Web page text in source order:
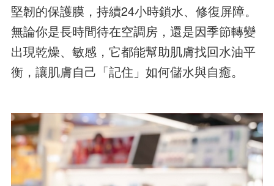
堅韌的保護膜，持續24小時鎖水、修復屏障。
無論你是長時間待在空調房，還是因季節轉變
出現乾燥、敏感，它都能幫助肌膚找回水油平
衡，讓肌膚自己「記住」如何儲水與自癒。